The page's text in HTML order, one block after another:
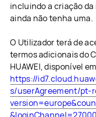
incluindo a criação da
ainda não tenha uma.
O Utilizador terá de
termos adicionais do
HUAWEI, disponível em
https://
s/userAgreement/pt-